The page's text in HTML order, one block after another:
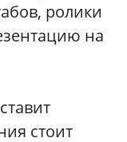
ролики
на
стоит